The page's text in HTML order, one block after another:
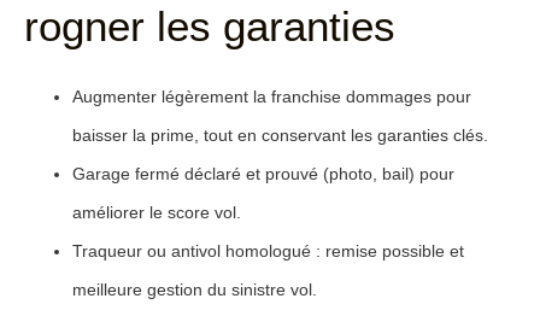
rogner les garanties
Augmenter légèrement la franchise dommages pour
baisser la prime, tout en conservant les garanties clés.
Garage fermé déclaré et prouvé (photo, bail) pour
améliorer le score vol.
Traqueur ou antivol homologué : remise possible et
meilleure gestion du sinistre vol.